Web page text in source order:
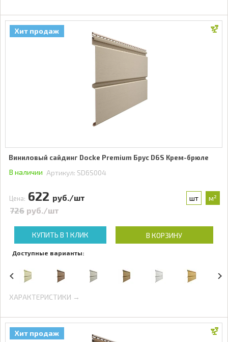
Хит продаж
Виниловый сайдинг Docke Premium Брус D6S Крем-брюле
В наличии Артикул: SD6S004
Цена: 622 руб./шт шт м²
726 руб./шт
КУПИТЬ В 1 КЛИК В КОРЗИНУ
Доступные варианты:
ХАРАКТЕРИСТИКИ →
Хит продаж